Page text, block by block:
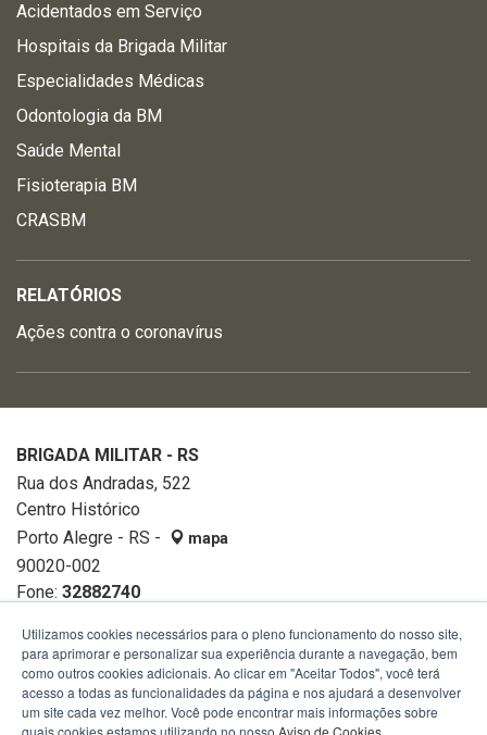
Acidentados em Serviço
Hospitais da Brigada Militar
Especialidades Médicas
Odontologia da BM
Saúde Mental
Fisioterapia BM
CRASBM
RELATÓRIOS
Ações contra o coronavírus
BRIGADA MILITAR - RS
Rua dos Andradas, 522
Centro Histórico
Porto Alegre - RS -
mapa
90020-002
Fone: 32882740
Utilizamos cookies necessários para o pleno funcionamento do nosso site,
para aprimorar e personalizar sua experiência durante a navegação, bem
como outros cookies adicionais. Ao clicar em "Aceitar Todos", você terá
acesso a todas as funcionalidades da página e nos ajudará a desenvolver
um site cada vez melhor. Você pode encontrar mais informações sobre
quais cookies estamos utilizando no nosso Aviso de Cookies